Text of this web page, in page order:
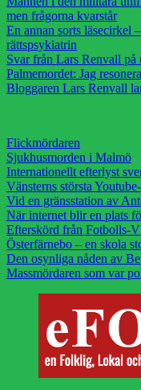
men frågorna kvarstår
En annan sorts läsecirkel
rättspsykiatrin
Svar från Lars Renvall på
Palmemordet: Jag
Bloggaren Lars Renvall
Flickmördaren
Sjukhusmorden i Malmö
Internationellt efterlyst
Vänsterns största
Vid en gränsstation av
När internet blir en plats
Efterskörd från Fotbolls-
Österfärnebo – en skola
Den osynliga nåden av
Massmördaren som var